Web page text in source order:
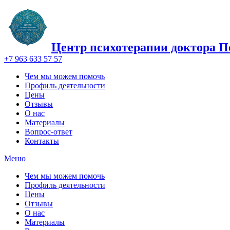
Центр психотерапии доктора
+7 963 633 57 57
Чем мы можем помочь
Профиль деятельности
Цены
Отзывы
О нас
Материалы
Вопрос-ответ
Контакты
Меню
Чем мы можем помочь
Профиль деятельности
Цены
Отзывы
О нас
Материалы